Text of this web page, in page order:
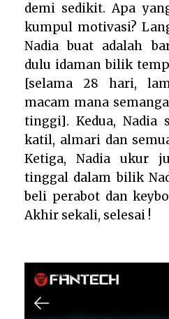
demi sedikit. Apa
kumpul motivasi?
Nadia buat adalah
dulu idaman bilik
[selama 28 hari,
macam mana
tinggi]. Kedua, Nadia
katil, almari dan
Ketiga, Nadia ukur
tinggal dalam bilik
beli perabot dan
Akhir sekali, selesai !